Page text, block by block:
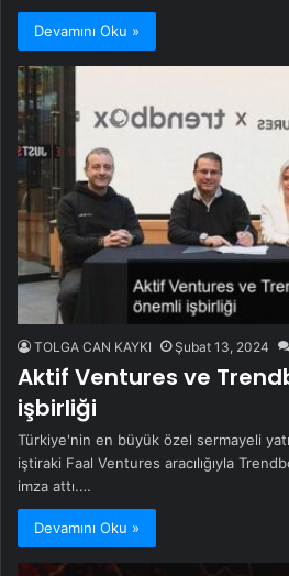
Devamını Oku »
TOLGA CAN KAYKI Şubat 13, 2024
Aktif Ventures ve
işbirliği
Türkiye'nin en büyük özel sermayeli
iştiraki Faal Ventures aracılığıyla
imza attı.…
Devamını Oku »